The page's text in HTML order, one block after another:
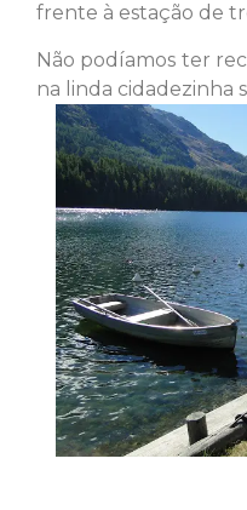
frente à estação de
Não podíamos ter
na linda cidadezinha